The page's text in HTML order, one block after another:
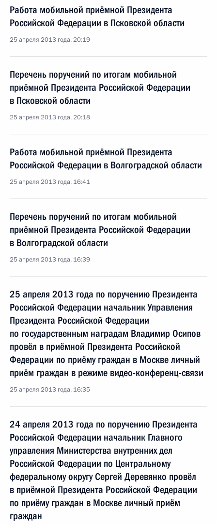
Работа мобильной приёмной Президента
Российской Федерации в Псковской области
25 апреля 2013 года, 20:19
Перечень поручений по итогам мобильной
приёмной Президента Российской Федерации
в Псковской области
25 апреля 2013 года, 20:18
Работа мобильной приёмной Президента
Российской Федерации в Волгоградской области
25 апреля 2013 года, 16:41
Перечень поручений по итогам мобильной
приёмной Президента Российской Федерации
в Волгоградской области
25 апреля 2013 года, 16:39
25 апреля 2013 года по поручению Президента
Российской Федерации начальник Управления
Президента Российской Федерации
по государственным наградам Владимир Осипов
провёл в приёмной Президента Российской
Федерации по приёму граждан в Москве личный
приём граждан в режиме видео-конференц-связи
25 апреля 2013 года, 16:35
24 апреля 2013 года по поручению Президента
Российской Федерации начальник Главного
управления Министерства внутренних дел
Российской Федерации по Центральному
федеральному округу Сергей Деревянко провёл
в приёмной Президента Российской Федерации
по приёму граждан в Москве личный приём
граждан